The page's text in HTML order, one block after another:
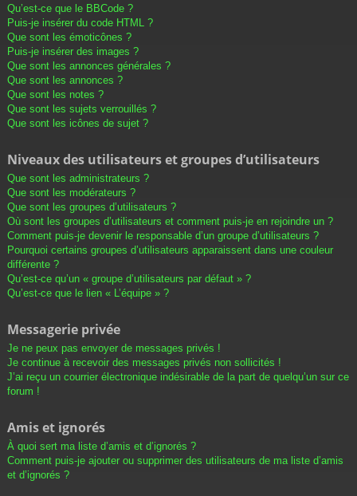
Qu’est-ce que le BBCode ?
Puis-je insérer du code HTML ?
Que sont les émoticônes ?
Puis-je insérer des images ?
Que sont les annonces générales ?
Que sont les annonces ?
Que sont les notes ?
Que sont les sujets verrouillés ?
Que sont les icônes de sujet ?
Niveaux des utilisateurs et groupes d’utilisateurs
Que sont les administrateurs ?
Que sont les modérateurs ?
Que sont les groupes d’utilisateurs ?
Où sont les groupes d’utilisateurs et comment puis-je en rejoindre un ?
Comment puis-je devenir le responsable d’un groupe d’utilisateurs ?
Pourquoi certains groupes d’utilisateurs apparaissent dans une couleur
différente ?
Qu’est-ce qu’un « groupe d’utilisateurs par défaut » ?
Qu’est-ce que le lien « L’équipe » ?
Messagerie privée
Je ne peux pas envoyer de messages privés !
Je continue à recevoir des messages privés non sollicités !
J’ai reçu un courrier électronique indésirable de la part de quelqu’un sur ce
forum !
Amis et ignorés
À quoi sert ma liste d’amis et d’ignorés ?
Comment puis-je ajouter ou supprimer des utilisateurs de ma liste d’amis
et d’ignorés ?